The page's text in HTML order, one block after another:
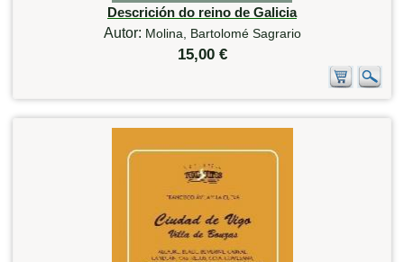
Descrición do reino de Galicia
Autor: Molina, Bartolomé Sagrario
15,00 €